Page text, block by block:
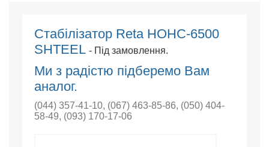
Стабілізатор Reta НОНС-6500
SHTEEL - Під замовлення.
Ми з радістю підберемо Вам
аналог.
(044) 357-41-10, (067) 463-85-86, (050) 404-
58-49, (093) 170-17-06